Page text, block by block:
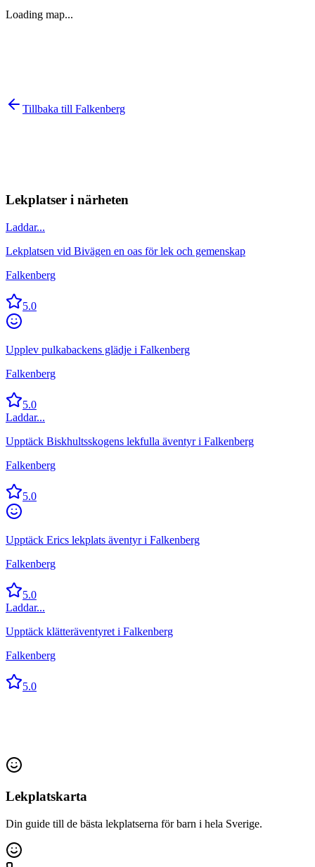
Loading map...
Tillbaka till Falkenberg
Lekplatser i närheten
Laddar...
Lekplatsen vid Bivägen en oas för lek och gemenskap
Falkenberg
5.0
Upplev pulkabackens glädje i Falkenberg
Falkenberg
5.0
Laddar...
Upptäck Biskhultsskogens lekfulla äventyr i Falkenberg
Falkenberg
5.0
Upptäck Erics lekplats äventyr i Falkenberg
Falkenberg
5.0
Laddar...
Upptäck klätteräventyret i Falkenberg
Falkenberg
5.0
Lekplatskarta
Din guide till de bästa lekplatserna för barn i hela Sverige.